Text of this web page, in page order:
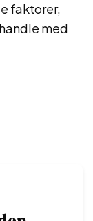
faktorer,
med